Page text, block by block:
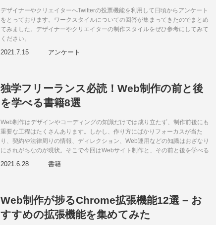
デザイナーやクリエイターへTwitterの投票機能を利用して日頃からアンケート
をとっております。ワークスタイルについての回答が集まってきたのでまとめ
てみました。デザイナーやクリエイターの制作スタイルをぜひ参考にしてみて
ください。
2021.7.15 アンケート
独学フリーランス必読！Web制作の前と後
を学べる書籍8選
Web制作はデザインやコーディングの知識だけでは成り立たず、制作前後にも
重要な工程はたくさんあります。しかし、作り方にばかりフォーカスが当た
り、契約や法律周りの情報、ディレクション、Web運用などの知識はおざなり
にされがちなのが現状。そこで今回はWebサイト制作と、その前と後を学べる
書籍を6冊紹介します。特に独学フリーランスは情報が抜けがちなので、これ
らの書籍から一通り知識を身につけておくことをおすすめします。
2021.6.28 書籍
Web制作が捗るChrome拡張機能12選 – お
すすめの拡張機能を集めてみた